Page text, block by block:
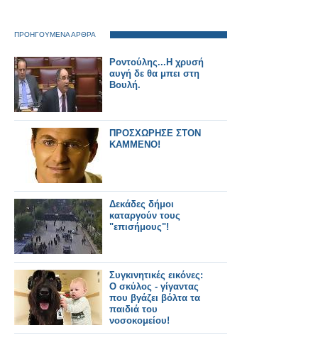
ΠΡΟΗΓΟΥΜΕΝΑ ΑΡΘΡΑ
Ροντούλης...Η χρυσή
αυγή δε θα μπει στη
Βουλή.
ΠΡΟΣΧΩΡΗΣΕ ΣΤΟΝ
ΚΑΜΜΕΝΟ!
Δεκάδες δήμοι
καταργούν τους
"επισήμους"!
Συγκινητικές εικόνες:
Ο σκύλος - γίγαντας
που βγάζει βόλτα τα
παιδιά του
νοσοκομείου!